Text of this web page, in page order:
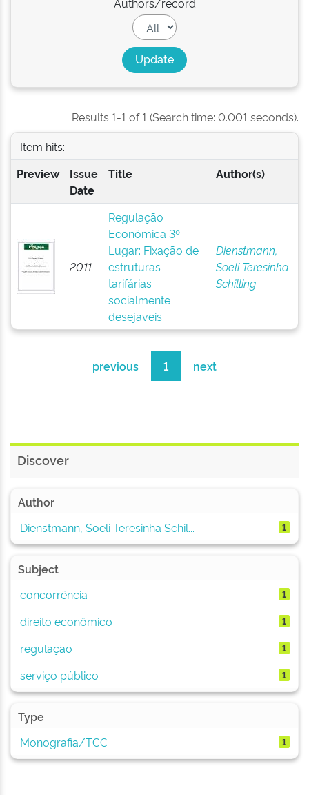
Results 1-1 of 1 (Search time: 0.001 seconds).
Item hits:
Preview
Issue
Date
Title Author(s)
2011
Regulação
Econômica 3º
Lugar: Fixação de
estruturas
tarifárias
socialmente
desejáveis
Dienstmann,
Soeli Teresinha
Schilling
previous 1 next
Discover
Author
Dienstmann, Soeli Teresinha Schil...
1
Subject
concorrência
1
direito econômico 1
regulação 1
serviço público 1
Type
Monografia/TCC
1